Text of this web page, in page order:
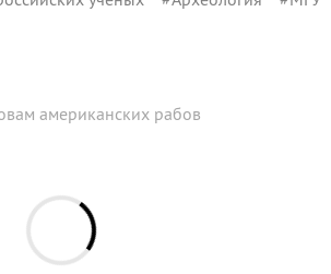
американских рабов